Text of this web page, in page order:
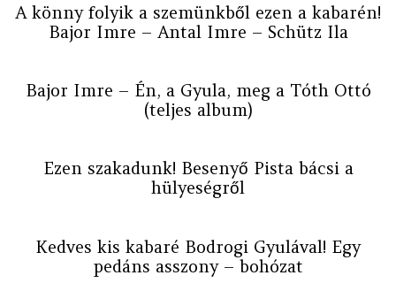
A könny folyik a szemünkből ezen a kabarén!
Bajor Imre – Antal Imre – Schütz Ila
Bajor Imre – Én, a Gyula, meg a Tóth Ottó
(teljes album)
Ezen szakadunk! Besenyő Pista bácsi a
hülyeségről
Kedves kis kabaré Bodrogi Gyulával! Egy
pedáns asszony – bohózat